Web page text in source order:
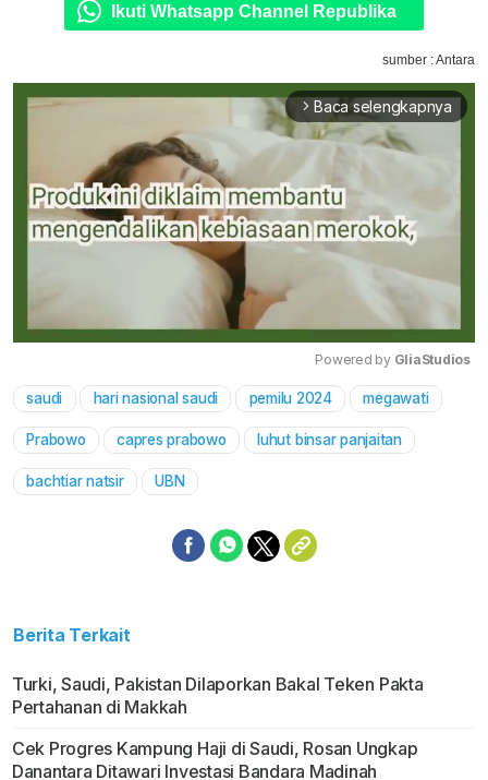
Ikuti Whatsapp Channel Republika
sumber : Antara
arrow_forward_ios Baca selengkapnya
Mute
Powered by GliaStudios
saudi hari nasional saudi pemilu 2024 megawati
Prabowo capres prabowo luhut binsar panjaitan
bachtiar natsir UBN
Berita Terkait
Turki, Saudi, Pakistan Dilaporkan Bakal Teken Pakta
Pertahanan di Makkah
Cek Progres Kampung Haji di Saudi, Rosan Ungkap
Danantara Ditawari Investasi Bandara Madinah